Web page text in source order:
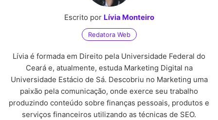
Escrito por Lívia Monteiro
Redatora Web
Lívia é formada em Direito pela Universidade Federal do
Ceará e, atualmente, estuda Marketing Digital na
Universidade Estácio de Sá. Descobriu no Marketing uma
paixão pela comunicação, onde exerce seu trabalho
produzindo conteúdo sobre finanças pessoais, produtos e
serviços financeiros utilizando as técnicas de SEO.